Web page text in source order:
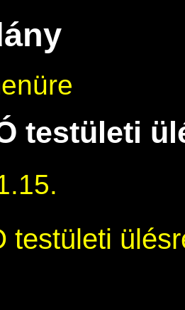
testületi
testületi